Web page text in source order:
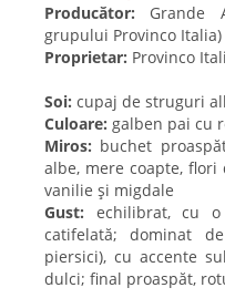
Producător: Grande
grupului Provinco Italia)
Proprietar: Provinco
Soi: cupaj de struguri
Culoare: galben pai cu
Miros: buchet
albe, mere coapte,
vanilie și migdale
Gust: echilibrat, cu
catifelată; dominat
piersici), cu accente
dulci; final proaspăt,